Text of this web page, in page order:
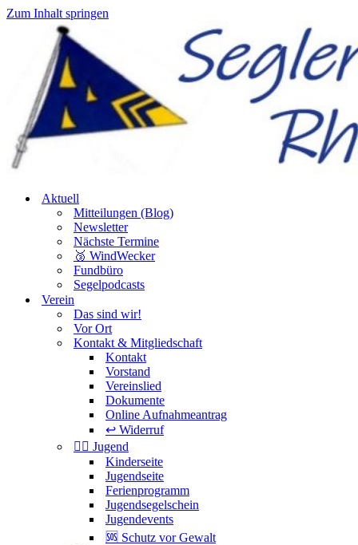
Zum Inhalt springen
Aktuell
Mitteilungen (Blog)
Newsletter
Nächste Termine
🥉 WindWecker
Fundbüro
Segelpodcasts
Verein
Das sind wir!
Vor Ort
Kontakt & Mitgliedschaft
Kontakt
Vorstand
Vereinslied
Dokumente
Online Aufnahmeantrag
↩️ Widerruf
🏴‍☠️ Jugend
Kinderseite
Jugendseite
Ferienprogramm
Jugendsegelschein
Jugendevents
🆘 Schutz vor Gewalt